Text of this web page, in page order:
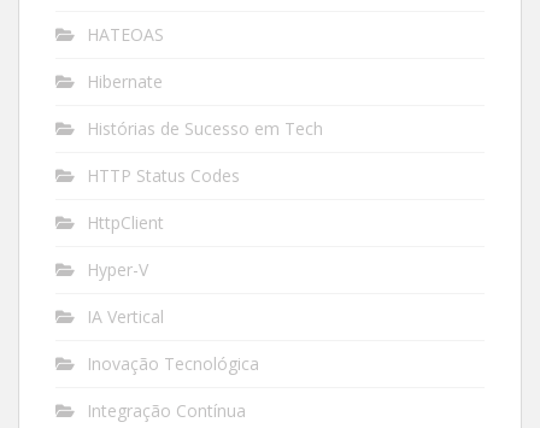
HATEOAS
Hibernate
Histórias de Sucesso em Tech
HTTP Status Codes
HttpClient
Hyper-V
IA Vertical
Inovação Tecnológica
Integração Contínua